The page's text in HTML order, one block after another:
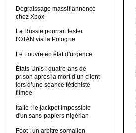
Dégraissage massif annoncé
chez Xbox
La Russie pourrait tester
l'OTAN via la Pologne
Le Louvre en état d'urgence
États-Unis : quatre ans de
prison après la mort d’un client
lors d’une séance fétichiste
filmée
Italie : le jackpot impossible
d'un sans-papiers nigérian
Foot : un arbitre somalien